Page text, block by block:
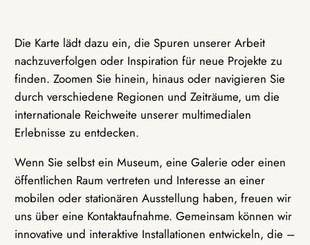
Die Karte lädt dazu ein, die Spuren unserer Arbeit
nachzuverfolgen oder Inspiration für neue Projekte zu
finden. Zoomen Sie hinein, hinaus oder navigieren Sie
durch verschiedene Regionen und Zeiträume, um die
internationale Reichweite unserer multimedialen
Erlebnisse zu entdecken.
Wenn Sie selbst ein Museum, eine Galerie oder einen
öffentlichen Raum vertreten und Interesse an einer
mobilen oder stationären Ausstellung haben, freuen wir
uns über eine Kontaktaufnahme. Gemeinsam können wir
innovative und interaktive Installationen entwickeln, die –